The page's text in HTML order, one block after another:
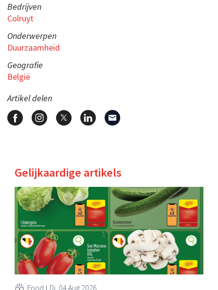
Bedrijven
Colruyt
Onderwerpen
Duurzaamheid
Geografie
België
Artikel delen
Gelijkaardige artikels
Food Di, 04 Aug 2026